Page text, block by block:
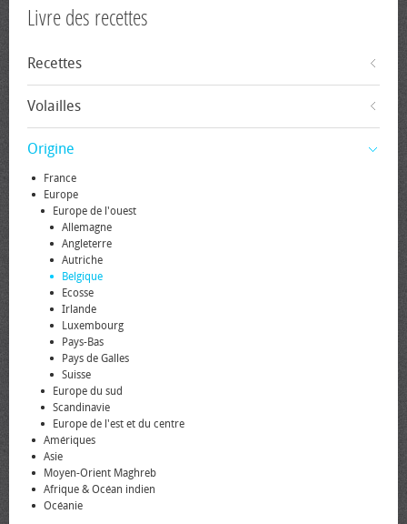
Livre des recettes
Recettes
Volailles
Origine
France
Europe
Europe de l'ouest
Allemagne
Angleterre
Autriche
Belgique
Ecosse
Irlande
Luxembourg
Pays-Bas
Pays de Galles
Suisse
Europe du sud
Scandinavie
Europe de l'est et du centre
Amériques
Asie
Moyen-Orient Maghreb
Afrique & Océan indien
Océanie